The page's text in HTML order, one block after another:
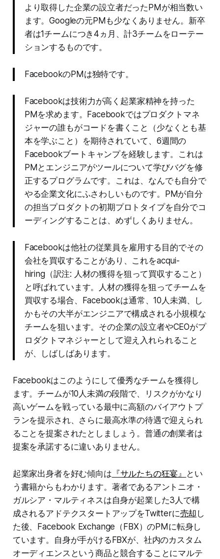
より取得した企業の設立者だったPMが相当数い
ます。Googleの元PMも少なくありません。新卒
者は1チームにつき4ヵ月、計3チームをローテー
ションするものです。
FacebookのPMは独特です。
Facebookは技術力が高く起業家精神を持った
PMを求めます。Facebookではプロダクトマネ
ジャーの誰もがコードを書くこと（少なくとも基
本を学ぶこと）を期待されていて、6週間の
Facebookブートキャンプを経験します。これは
PMとエンジニアがツールについて学びバグを修
正するプログラムです。これは、なんでも自分で
やる企業文化にふさわしいものです。PMが自分
の担当プロダクトの初期プロトタイプを自分でコ
ーディングすることは、めずしくありません。
Facebookは他社の従業員を雇用する目的でその
会社を買収することがあり、これをacqui-
hiring（訳注: 人材の獲得を狙って買収すること）
と呼ばれています。人材の獲得を狙ってチームを
買収する場合、Facebookは通常、10人未満、し
かもその大半がエンジニアで構成される小規模な
チームを狙います。その企業の設立者やCEOがプ
ロダクトマネジャーとして迎え入れられること
が、しばしばあります。
Facebookはこのようにして優秀なチームを獲得し
ます。チームが10人未満の段階で、リスクがかなり
高いゲームを戦っている最中に高額のバイアウトプ
ランを提示され、さらに最高水準の待遇で迎えられ
ることを提案されたとしましょう。普通の創業者は
提案を承諾するに違いありません。
起業家出身者を好む傾向は 『サルたちの狂宴』
とい
う書籍からもわかります。著者であるアントニオ・
ガルシア・マルティネスは自身が起業した3人で構
成されるアドテクスタートアップをTwitterに売却 し
た後、Facebook Exchange（FBX）のPMに転身し
ています。自身が手がけるFBXが、社内のカスタム
オーディエンスという商品と競合することにマルテ